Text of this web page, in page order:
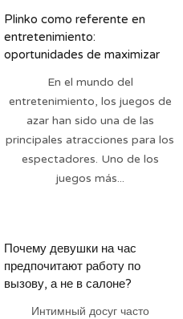
Plinko como referente en
entretenimiento:
oportunidades de maximizar
En el mundo del
entretenimiento, los juegos de
azar han sido una de las
principales atracciones para los
espectadores. Uno de los
juegos más...
Почему девушки на час
предпочитают работу по
вызову, а не в салоне?
Интимный досуг часто